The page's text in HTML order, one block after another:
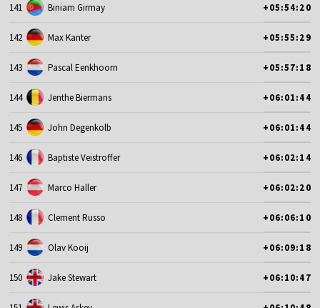
141 Biniam Girmay +05:54:20
142 Max Kanter +05:55:29
143 Pascal Eenkhoorn +05:57:18
144 Jenthe Biermans +06:01:44
145 John Degenkolb +06:01:44
146 Baptiste Veistroffer +06:02:14
147 Marco Haller +06:02:20
148 Clement Russo +06:06:10
149 Olav Kooij +06:09:18
150 Jake Stewart +06:10:47